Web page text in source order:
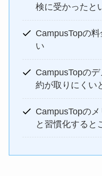
検に受かったと
CampusTopの
い
CampusTopの
約が取りにくい
CampusTopの
と習慣化すると